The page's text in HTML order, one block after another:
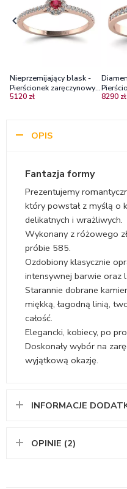
Nieprzemijający blask -
Pierścionek zaręczynowy z
różowego złota z rubinem
5120 zł
różowe
8290 zł
OPIS
Fantazja formy
Prezentujemy
który powstał z myślą o
delikatnych i wrażliwych.
Wykonany z różowego
próbie 585.
Ozdobiony klasycznie
intensywnej barwie oraz
Starannie dobrane
miękką, łagodną linią,
całość.
Elegancki, kobiecy, po
Doskonały wybór na
wyjątkową okazję.
INFORMACJE
OPINIE (2)